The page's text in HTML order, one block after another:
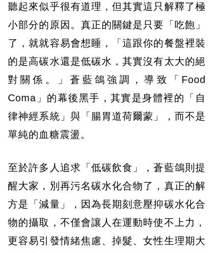
聽起來似乎很有道理，但其實這只解釋了極
小部分的原因。真正的關鍵是只要「吃飽」
了，就就容易會想睡，「這跟你的餐盤裡裝
的是高碳水還是低碳水，其實沒有太大的絕
對關係。」蒼藍鴿強調，導致「Food
Coma」的幕後黑手，其實是身體裡的「自
律神經系統」與「腸胃道荷爾蒙」，而不是
單純的血糖震盪。
至於許多人追求「低碳飲食」，蒼藍鴿則提
醒大家，別再污名碳水化合物了，真正的解
方是「減量」，因為長期刻意壓抑碳水化合
物的攝取，不僅會讓人在運動時使不上力，
更容易引發情緒焦慮、掉髮、女性生理期大